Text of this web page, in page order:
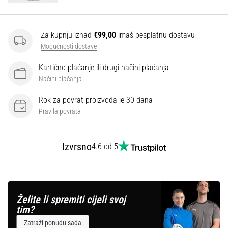
Za kupnju iznad €99,00 imaš besplatnu dostavu
Mogućnosti dostave
Kartično plaćanje ili drugi načini plaćanja
Načini plaćanja
Rok za povrat proizvoda je 30 dana
Pravila povrata
Izvrsno4.6 od 5
Želite li spremiti cijeli svoj
tim?
Zatraži ponudu sada